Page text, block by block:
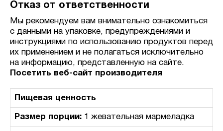
Отказ от ответственности
Мы рекомендуем вам внимательно ознакомиться
с данными на упаковке, предупреждениями и
инструкциями по использованию продуктов перед
их применением и не полагаться исключительно
на информацию, представленную на сайте.
Посетить веб-сайт производителя
Пищевая ценность
Размер порции: 1 жевательная мармеладка